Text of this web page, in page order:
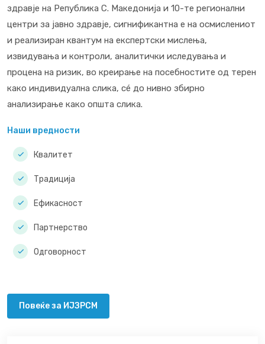
здравје на Република С. Македонија и 10-те регионални
центри за јавно здравје, сигнификантна е на осмислениот
и реализиран квантум на експертски мислења,
извидувања и контроли, аналитички иследувања и
процена на ризик, во креирање на посебностите од терен
како индивидуална слика, сé до нивно збирно
анализирање како општа слика.
Наши вредности
Квалитет
Традиција
Ефикасност
Партнерство
Одговорност
Повеќе за ИЈЗРСМ